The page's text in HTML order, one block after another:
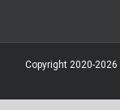
Copyright 2020-2026